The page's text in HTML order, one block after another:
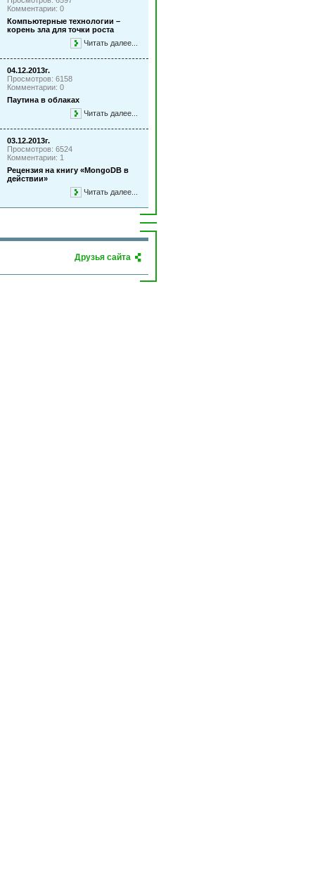
Комментарии: 0
Компьютерные технологии –
корень зла для точки роста
Читать далее...
04.12.2013г.
Просмотров: 6158
Комментарии: 0
Паутина в облаках
Читать далее...
03.12.2013г.
Просмотров: 6524
Комментарии: 1
Рецензия на книгу «MongoDB в
действии»
Читать далее...
Друзья сайта